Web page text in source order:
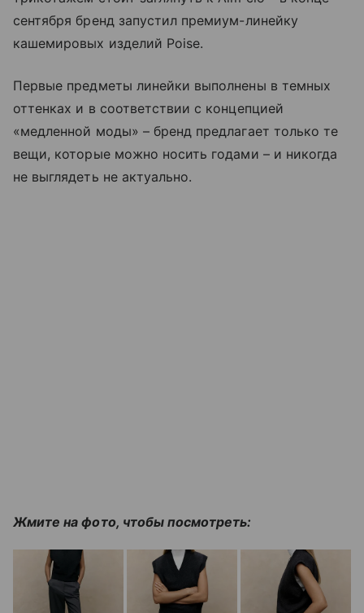
сентября бренд запустил премиум-линейку
кашемировых изделий Poise.
Первые предметы линейки выполнены в темных
оттенках и в соответствии с концепцией
«медленной моды» – бренд предлагает только те
вещи, которые можно носить годами –и никогда
не выглядеть не актуально.
Жмите на фото, чтобы посмотреть: